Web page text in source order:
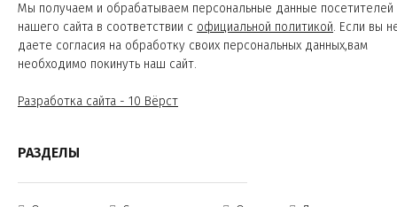
Мы получаем и обрабатываем персональные данные посетителей
нашего сайта в соответствии с официальной политикой. Если вы
даете согласия на обработку своих персональных данных,вам
необходимо покинуть наш сайт.
Разработка сайта - 10 Вёрст
РАЗДЕЛЫ